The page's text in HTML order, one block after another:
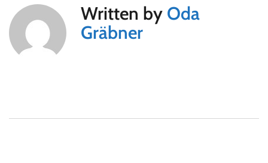
Written by Oda
Gräbner